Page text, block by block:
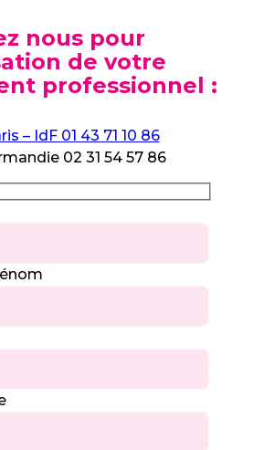
nous pour
de votre
professionnel :
– IdF 01 43 71 10 86
02 31 54 57 86